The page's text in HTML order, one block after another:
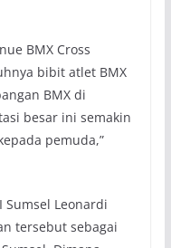
BMX Cross
bibit atlet BMX
BMX di
besar ini semakin
pemuda,”
Sumsel Leonardi
tersebut sebagai